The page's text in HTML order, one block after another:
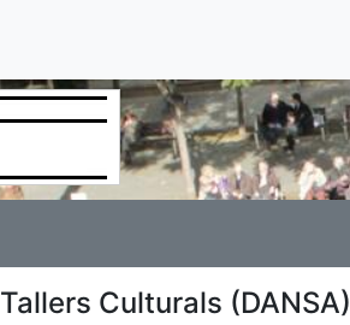
Tallers Culturals (DANSA)